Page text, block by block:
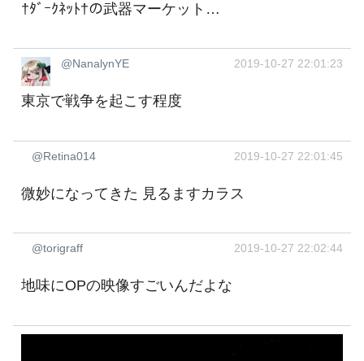
†ﾀﾞｰｸﾈｯﾄ†の武器マーケット…
@NanalynYE 2019-10-27 22:01:23
東京で戦争を起こす程度 ‍
@Retina014 2019-10-27 22:01:45
微妙になってきた 見るますカラス
@torigraff 2019-10-27 22:02:44
地味にOPの映像すごいんだよな